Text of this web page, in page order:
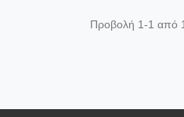
Προβολή 1-1 από